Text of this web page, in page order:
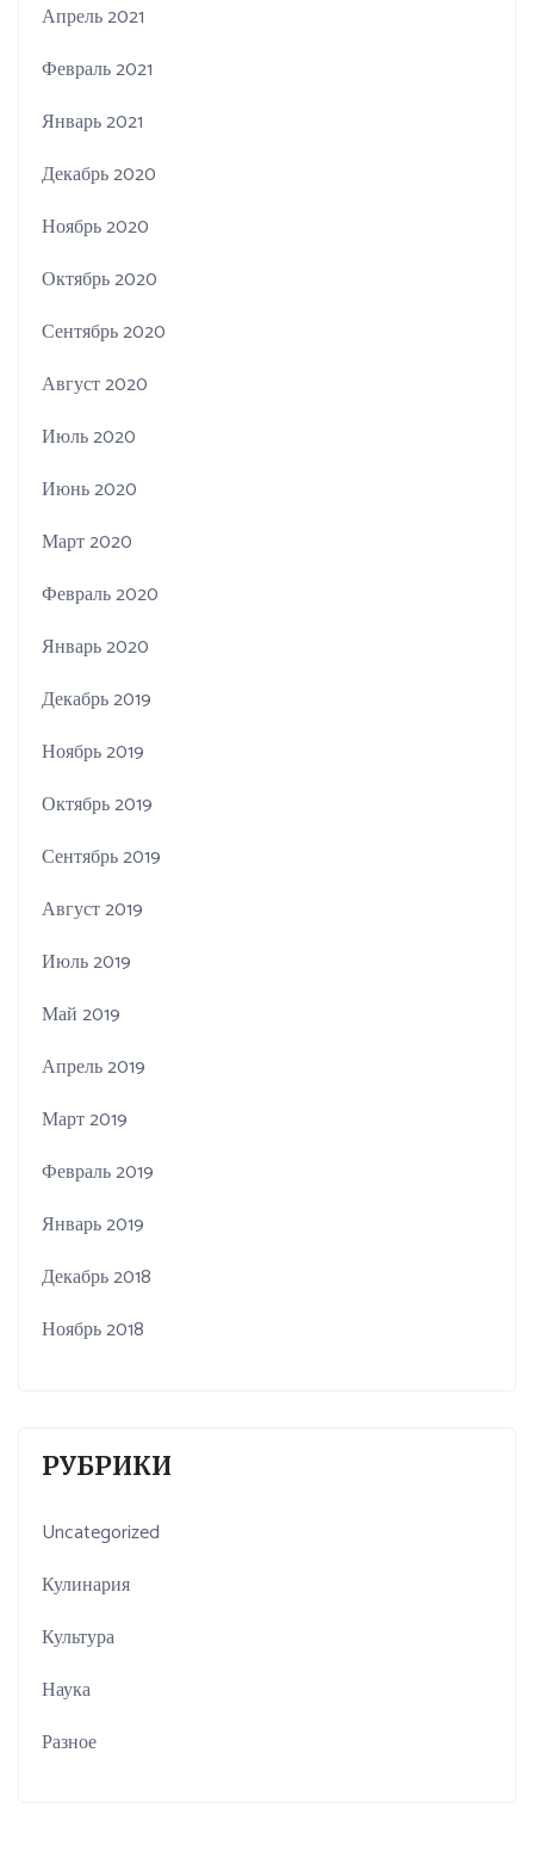
Апрель 2021
Февраль 2021
Январь 2021
Декабрь 2020
Ноябрь 2020
Октябрь 2020
Сентябрь 2020
Август 2020
Июль 2020
Июнь 2020
Март 2020
Февраль 2020
Январь 2020
Декабрь 2019
Ноябрь 2019
Октябрь 2019
Сентябрь 2019
Август 2019
Июль 2019
Май 2019
Апрель 2019
Март 2019
Февраль 2019
Январь 2019
Декабрь 2018
Ноябрь 2018
РУБРИКИ
Uncategorized
Кулинария
Культура
Наука
Разное